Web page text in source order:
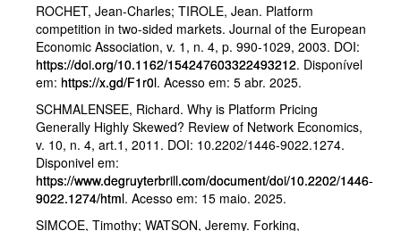
ROCHET, Jean-Charles; TIROLE, Jean. Platform
competition in two-sided markets. Journal of the European
Economic Association, v. 1, n. 4, p. 990-1029, 2003. DOI:
https://doi.org/10.1162/154247603322493212. Disponível
em: https://x.gd/F1r0l. Acesso em: 5 abr. 2025.
SCHMALENSEE, Richard. Why is Platform Pricing
Generally Highly Skewed? Review of Network Economics,
v. 10, n. 4, art.1, 2011. DOI: 10.2202/1446-9022.1274.
Disponivel em:
https://www.degruyterbrill.com/document/doi/10.2202/1446-
9022.1274/html. Acesso em: 15 maio. 2025.
SIMCOE, Timothy; WATSON, Jeremy. Forking,